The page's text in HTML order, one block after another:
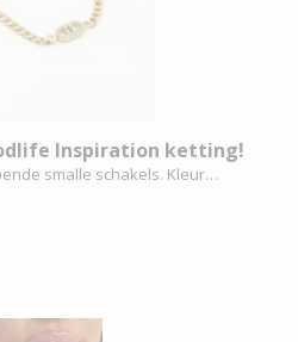
Inspiration ketting!
smalle schakels. Kleur…